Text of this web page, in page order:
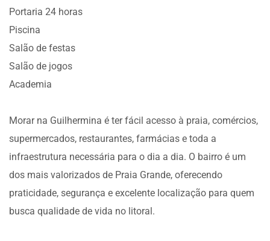
Portaria 24 horas
Piscina
Salão de festas
Salão de jogos
Academia
Morar na Guilhermina é ter fácil acesso à praia, comércios,
supermercados, restaurantes, farmácias e toda a
infraestrutura necessária para o dia a dia. O bairro é um
dos mais valorizados de Praia Grande, oferecendo
praticidade, segurança e excelente localização para quem
busca qualidade de vida no litoral.